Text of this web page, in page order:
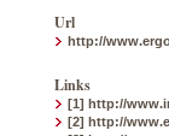
Url
http://
Links
[1] http://
[2] http://